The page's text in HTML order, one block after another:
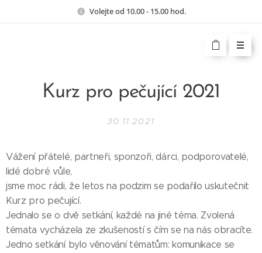
Volejte od 10.00 - 15.00 hod.
Kurz pro pečující 2021
30.11.2021
Vážení přátelé, partneři, sponzoři, dárci, podporovatelé,
lidé dobré vůle,
jsme moc rádi, že letos na podzim se podařilo uskutečnit
Kurz pro pečující.
Jednalo se o dvě setkání, každé na jiné téma. Zvolená
témata vycházela ze zkušeností s čím se na nás obracíte.
Jedno setkání bylo věnování tématům: komunikace se